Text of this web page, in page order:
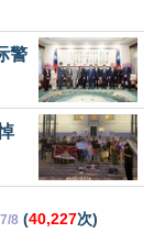
警
8 (40,227次)